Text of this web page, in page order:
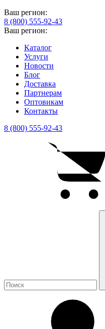
Ваш регион:
8 (800) 555-92-43
Ваш регион:
Каталог
Услуги
Новости
Блог
Доставка
Партнерам
Оптовикам
Контакты
8 (800) 555-92-43